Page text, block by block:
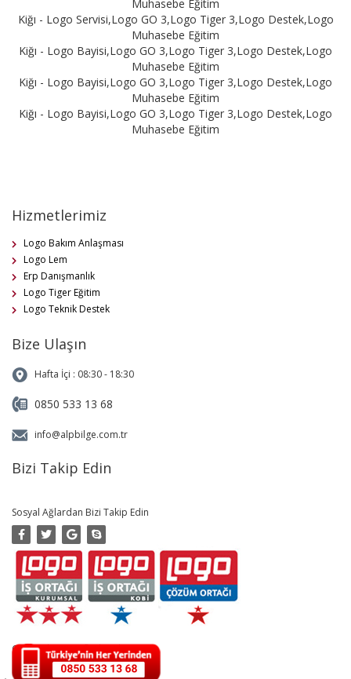
Muhasebe Eğitim
Kiğı - Logo Servisi,Logo GO 3,Logo Tiger 3,Logo Destek,Logo
Muhasebe Eğitim
Kiğı - Logo Bayisi,Logo GO 3,Logo Tiger 3,Logo Destek,Logo
Muhasebe Eğitim
Kiğı - Logo Bayisi,Logo GO 3,Logo Tiger 3,Logo Destek,Logo
Muhasebe Eğitim
Kiğı - Logo Bayisi,Logo GO 3,Logo Tiger 3,Logo Destek,Logo
Muhasebe Eğitim
Hizmetlerimiz
Logo Bakım Anlaşması
Logo Lem
Erp Danışmanlık
Logo Tiger Eğitim
Logo Teknik Destek
Bize Ulaşın
Hafta İçi : 08:30 - 18:30
0850 533 13 68
info@alpbilge.com.tr
Bizi Takip Edin
Sosyal Ağlardan Bizi Takip Edin
Copyright 2019 © Alp Bilge
Yazılım Eğitim ve Danışmanlık
Hizmetleri |Logo Destek-